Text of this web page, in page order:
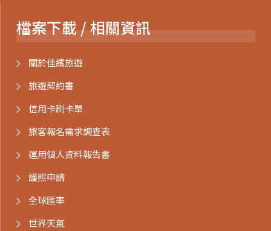
檔案下載 / 相關資訊
關於佳繽旅遊
旅遊契約書
信用卡刷卡單
旅客報名需求調查表
運用個人資料報告書
護照申請
全球匯率
世界天氣